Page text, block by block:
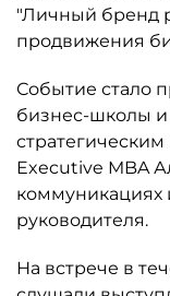
"Личный бренд
продвижения
Событие стало
бизнес-школы и
Executive MBA
коммуникациях
руководителя.
На встрече в